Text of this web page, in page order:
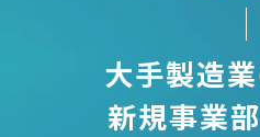
大手製造
新規事業